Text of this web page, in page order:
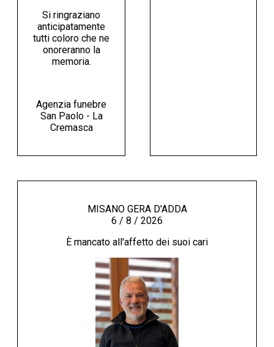
Si ringraziano
anticipatamente
tutti coloro che ne
onoreranno la
memoria.
Agenzia funebre
San Paolo - La
Cremasca
MISANO GERA D'ADDA
6 / 8 / 2026
È mancato all'affetto dei suoi cari